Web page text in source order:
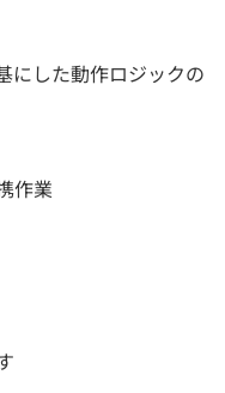
にした動作ロジックの
作業